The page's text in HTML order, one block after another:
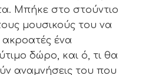
Μπήκε στο στούντιο
μουσικούς του να
ένα
δώρο, και ό, τι θα
αναμνήσεις του που